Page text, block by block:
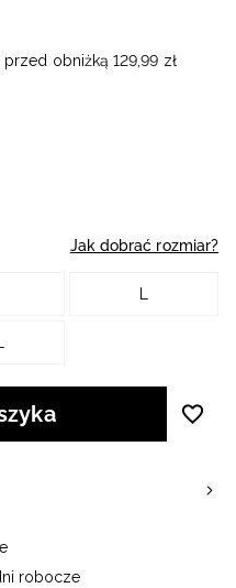
przed obniżką 129,99 zł
Jak dobrać rozmiar?
L
robocze